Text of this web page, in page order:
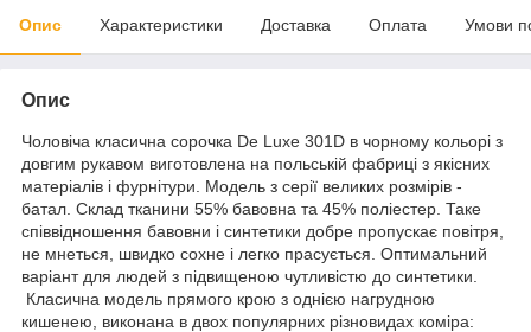
Опис Характеристики Доставка Оплата Умови
Опис
Чоловіча класична сорочка De Luxe 301D в чорному кольорі з
довгим рукавом виготовлена на польській фабриці з якісних
матеріалів і фурнітури. Модель з серії великих розмірів -
батал. Склад тканини 55% бавовна та 45% поліестер. Таке
співвідношення бавовни і синтетики добре пропускає повітря,
не мнеться, швидко сохне і легко прасується. Оптимальний
варіант для людей з підвищеною чутливістю до синтетики.
Класична модель прямого крою з однією нагрудною
кишенею, виконана в двох популярних різновидах коміра: